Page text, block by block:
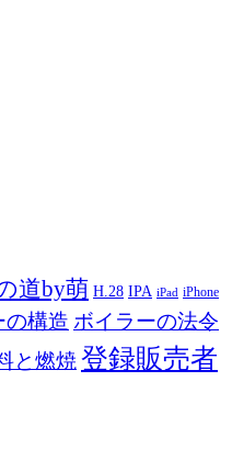
道by萌 H.28 IPA iPad iPhone
の構造 ボイラーの法令
と燃焼 登録販売者